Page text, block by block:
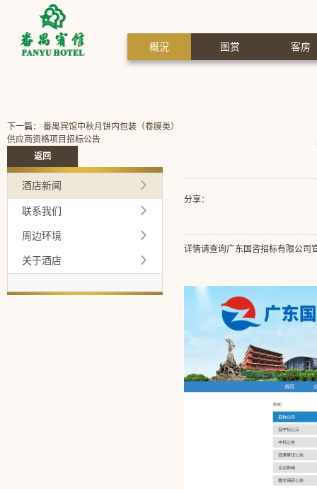
概況 图赏 客房
分享：
详情请查询广东国咨招标有限公司
下一篇： 番禺宾馆中秋月饼内包装（卷膜类）
供应商资格项目招标公告
返回
酒店新闻
联系我们
周边环境
关于酒店